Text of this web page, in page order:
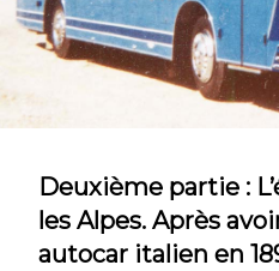
Deuxième partie :
les Alpes. Après
autocar italien en